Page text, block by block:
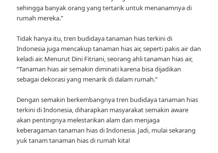
sehingga banyak orang yang tertarik untuk menanamnya di
rumah mereka.”
Tidak hanya itu, tren budidaya tanaman hias terkini di
Indonesia juga mencakup tanaman hias air, seperti pakis air dan
keladi air. Menurut Dini Fitriani, seorang ahli tanaman hias air,
“Tanaman hias air semakin diminati karena bisa dijadikan
sebagai dekorasi yang menarik di dalam rumah.”
Dengan semakin berkembangnya tren budidaya tanaman hias
terkini di Indonesia, diharapkan masyarakat semakin aware
akan pentingnya melestarikan alam dan menjaga
keberagaman tanaman hias di Indonesia. Jadi, mulai sekarang
yuk tanam tanaman hias di rumah kita!